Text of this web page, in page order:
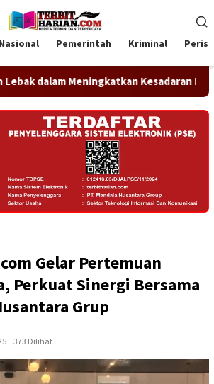
Nasional Pemerintah Kriminal
Kesadaran Hukum Masyarakat
Gelar Pertemuan
Perkuat Sinergi Bersama
Grup
373 Dilihat